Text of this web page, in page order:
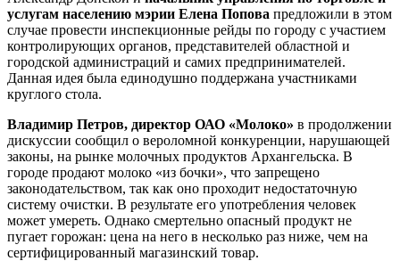
услугам населению мэрии Елена Попова предложили в этом
случае провести инспекционные рейды по городу с участием
контролирующих органов, представителей областной и
городской администраций и самих предпринимателей.
Данная идея была единодушно поддержана участниками
круглого стола.
Владимир Петров, директор ОАО «Молоко» в продолжении
дискуссии сообщил о вероломной конкуренции, нарушающей
законы, на рынке молочных продуктов Архангельска. В
городе продают молоко «из бочки», что запрещено
законодательством, так как оно проходит недостаточную
систему очистки. В результате его употребления человек
может умереть. Однако смертельно опасный продукт не
пугает горожан: цена на него в несколько раз ниже, чем на
сертифицированный магазинский товар.